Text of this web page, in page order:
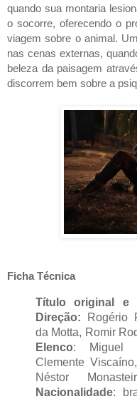
quando sua montaria
o socorre, oferecendo o
viagem sobre o animal.
nas cenas externas,
beleza da paisagem
discorrem bem sobre a
Ficha Técnica
Título original e
Direção: Rogério
Elenco: Miguel
Clemente
Néstor
Nacionalidade: